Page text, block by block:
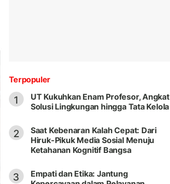
Terpopuler
1
UT Kukuhkan Enam Profesor, Angkat
Solusi Lingkungan hingga Tata Kelola
2
Saat Kebenaran Kalah Cepat: Dari
Hiruk-Pikuk Media Sosial Menuju
Ketahanan Kognitif Bangsa
3
Empati dan Etika: Jantung